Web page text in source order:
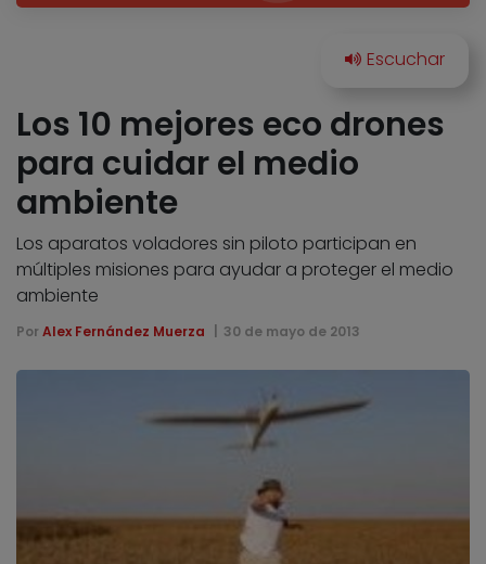
Los 10 mejores eco drones
para cuidar el medio
ambiente
Los aparatos voladores sin piloto participan en
múltiples misiones para ayudar a proteger el medio
ambiente
Por Alex Fernández Muerza 30 de mayo de 2013